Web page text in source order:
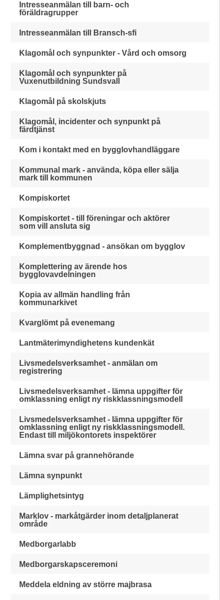
Intresseanmälan till barn- och
föräldragrupper
Intresseanmälan till Bransch-sfi
Klagomål och synpunkter - Vård och omsorg
Klagomål och synpunkter på
Vuxenutbildning Sundsvall
Klagomål på skolskjuts
Klagomål, incidenter och synpunkt på
färdtjänst
Kom i kontakt med en bygglovhandläggare
Kommunal mark - använda, köpa eller sälja
mark till kommunen
Kompiskortet
Kompiskortet - till föreningar och aktörer
som vill ansluta sig
Komplementbyggnad - ansökan om bygglov
Komplettering av ärende hos
bygglovavdelningen
Kopia av allmän handling från
kommunarkivet
Kvarglömt på evenemang
Lantmäterimyndighetens kundenkät
Livsmedelsverksamhet - anmälan om
registrering
Livsmedelsverksamhet - lämna uppgifter för
omklassning enligt ny riskklassningsmodell
Livsmedelsverksamhet - lämna uppgifter för
omklassning enligt ny riskklassningsmodell.
Endast till miljökontorets inspektörer
Lämna svar på grannehörande
Lämna synpunkt
Lämplighetsintyg
Marklov - markåtgärder inom detaljplanerat
område
Medborgarlabb
Medborgarskapsceremoni
Meddela eldning av större majbrasa